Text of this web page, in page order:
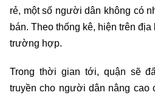
rẻ, một số người dân không có
bán. Theo thống kê, hiện trên
trường hợp.
Trong thời gian tới, quận sẽ
truyền cho người dân nâng cao